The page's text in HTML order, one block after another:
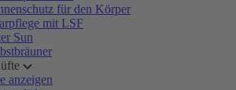
für den Körper
mit LSF
Sun
anzeigen